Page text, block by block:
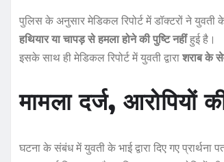
पुलिस के अनुसार मेडिकल रिपोर्ट में डॉक्टरों ने युवती
हथियार या चापड़ से हमला होने की पुष्टि नहींहुई है।
इसके साथ ही मेडिकल रिपोर्ट में युवती द्वाराशराब के
मामला दर्ज, आरोपियों
घटना के संबंध में युवती के भाई द्वारा दिए गए प्रार्थना